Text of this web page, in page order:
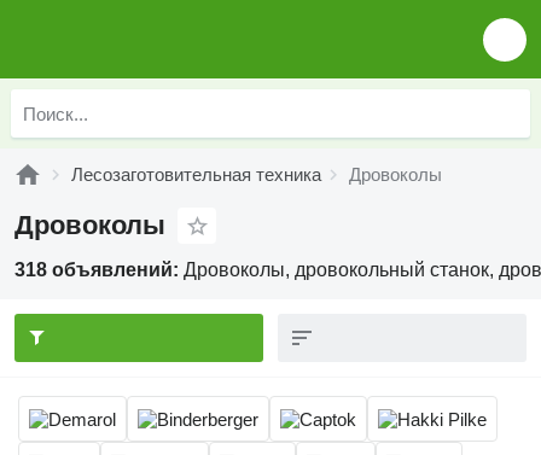
Лесозаготовительная техника Дровоколы
Дровоколы
318 объявлений: Дровоколы, дровокольный станок,